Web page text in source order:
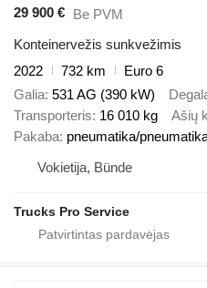
29 900 € Be PVM
Konteinervežis sunkvežimis
2022
732 km
Euro 6
Galia 531 AG (390 kW)
Transporteris 16 010 kg Ašių
Pakaba pneumatika/
Vokietija, Bünde
Trucks Pro Service